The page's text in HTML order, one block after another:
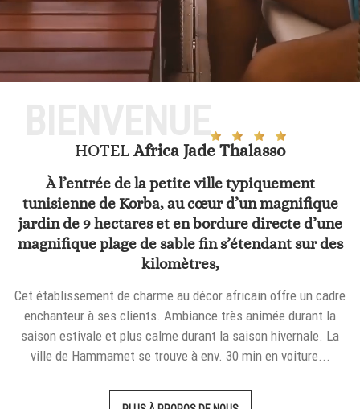
HOTELAfrica Jade Thalasso
À l’entrée de la petite ville typiquement
tunisienne de Korba, au cœur d’un magnifique
jardin de 9 hectares et en bordure directe d’une
magnifique plage de sable fin s’étendant sur des
kilomètres,
Cet établissement de charme au décor africain offre un cadre
enchanteur à ses clients. Ambiance très animée durant la
saison estivale et plus calme durant la saison hivernale. La
ville de Hammamet se trouve à env. 30 min en voiture...